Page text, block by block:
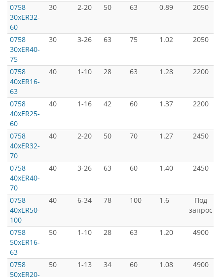
0758
30xER32-
60
30 2-20 50 63 0.89 2050
0758
30xER40-
75
30 3-26 63 75 1.02 2050
0758
40xER16-
63
40 1-10 28 63 1.28 2200
0758
40xER25-
60
40 1-16 42 60 1.37 2200
0758
40xER32-
70
40 2-20 50 70 1.27 2450
0758
40xER40-
70
40 3-26 63 60 1.40 2450
0758
40xER50-
100
40 6-34 78 100 1.6
Под
запрос
0758
50xER16-
63
50 1-10 28 63 1.20 4900
0758
50xER20-
50 1-13 34 60 1.08 4900